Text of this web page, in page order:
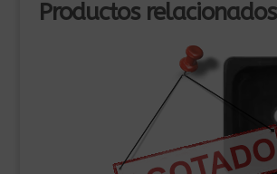
Productos relacionados